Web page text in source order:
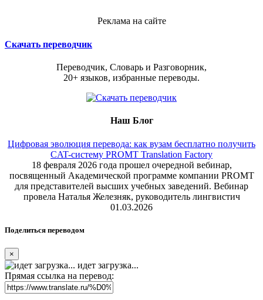
Реклама на сайте
Скачать переводчик
Переводчик, Словарь и Разговорник,
20+ языков, избранные переводы.
Наш Блог
Цифровая эволюция перевода: как вузам бесплатно получить
CAT-систему PROMT Translation Factory
18 февраля 2026 года прошел очередной вебинар,
посвященный Академической программе компании PROMT
для представителей высших учебных заведений. Вебинар
провела Наталья Железняк, руководитель лингвистич
01.03.2026
Поделиться переводом
×
идет загрузка...
Прямая ссылка на перевод: